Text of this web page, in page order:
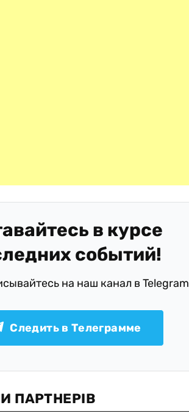
в курсе
событий!
на наш канал в Telegram
Следить в Телеграмме